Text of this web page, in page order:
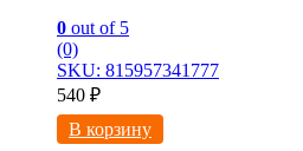
0 out of 5
(0)
SKU: 815957341777
540 ₽
В корзину